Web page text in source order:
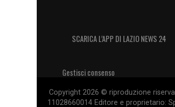
SCARICA L’APP DI LAZIO NEWS 24
Gestisci consenso
Copyright 2026 © riproduzione
11028660014 Editore e proprietario: